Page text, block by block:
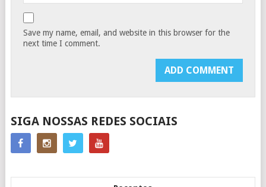
Save my name, email, and website in this browser for the
next time I comment.
SIGA NOSSAS REDES SOCIAIS